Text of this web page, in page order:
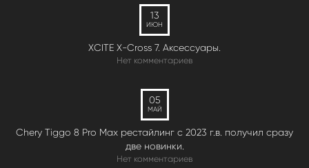
13
ИЮН
XCITE X-Cross 7. Аксессуары.
Нет комментариев
05
МАЙ
Chery Tiggo 8 Pro Max рестайлинг с 2023 г.в. получил сразу
две новинки.
Нет комментариев